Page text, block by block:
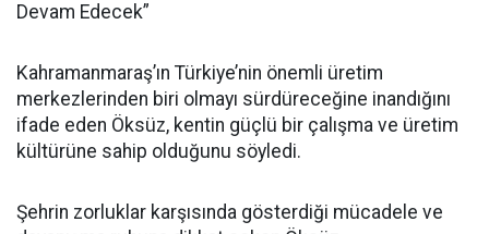
Devam Edecek”
Kahramanmaraş’ın Türkiye’nin önemli üretim
merkezlerinden biri olmayı sürdüreceğine inandığını
ifade eden Öksüz, kentin güçlü bir çalışma ve üretim
kültürüne sahip olduğunu söyledi.
Şehrin zorluklar karşısında gösterdiği mücadele ve